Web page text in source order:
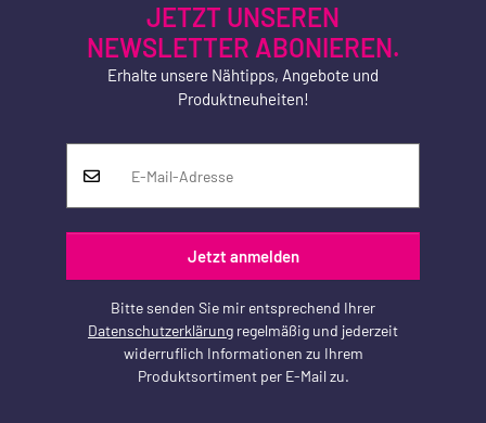
JETZT UNSEREN
NEWSLETTER ABONIEREN.
Erhalte unsere Nähtipps, Angebote und
Produktneuheiten!
Jetzt anmelden
Bitte senden Sie mir entsprechend Ihrer
Datenschutzerklärung regelmäßig und jederzeit
widerruflich Informationen zu Ihrem
Produktsortiment per E-Mail zu.